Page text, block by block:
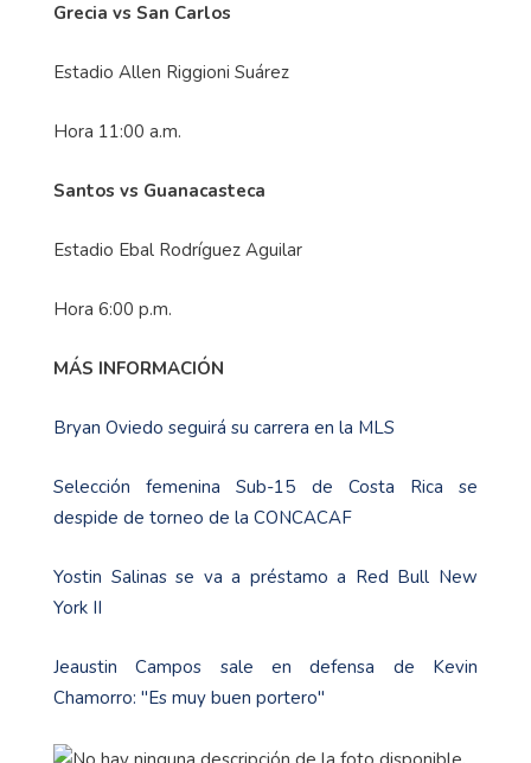
Grecia vs San Carlos
Estadio Allen Riggioni Suárez
Hora 11:00 a.m.
Santos vs Guanacasteca
Estadio Ebal Rodríguez Aguilar
Hora 6:00 p.m.
MÁS INFORMACIÓN
Bryan Oviedo seguirá su carrera en la MLS
Selección femenina Sub-15 de Costa Rica se
despide de torneo de la CONCACAF
Yostin Salinas se va a préstamo a Red Bull New
York II
Jeaustin Campos sale en defensa de Kevin
Chamorro: "Es muy buen portero"